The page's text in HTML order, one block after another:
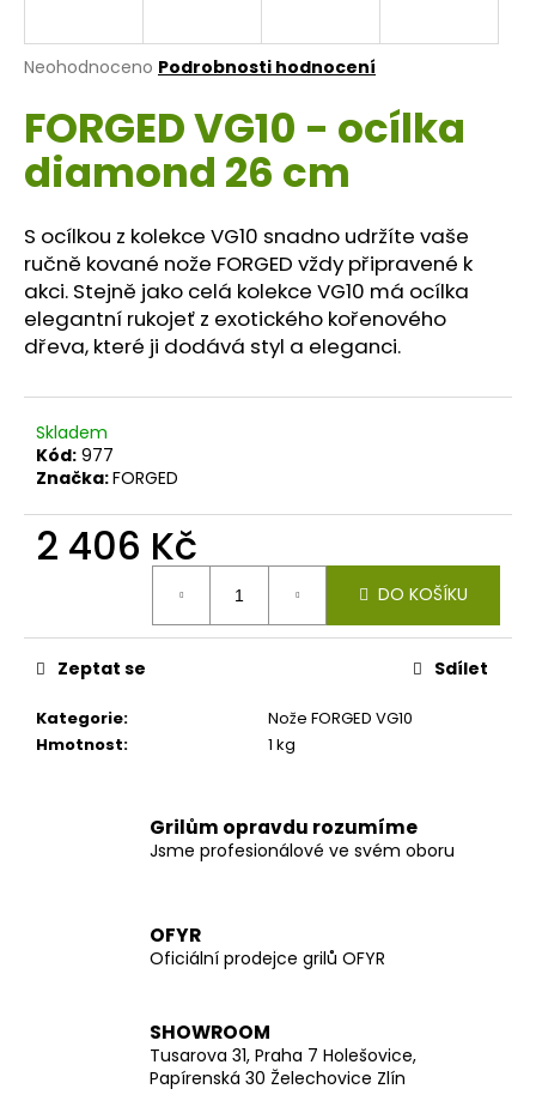
Průměrné
produktu
je
0,0
z
hvězdiček.
Neohodnoceno Podrobnosti hodnocení
FORGED VG10 - ocílka
diamond 26 cm
S ocílkou z kolekce VG10 snadno udržíte vaše
ručně kované nože FORGED vždy připravené k
akci. Stejně jako celá kolekce VG10 má ocílka
elegantní rukojeť z exotického kořenového
dřeva, které ji dodává styl a eleganci.
Skladem
Kód: 977
Značka:FORGED
2 406 Kč
DO KOŠÍKU
Kategorie:
Nože FORGED VG10
Hmotnost: 1 kg
Zeptat se Sdílet
Grilům opravdu rozumíme
Jsme profesionálové ve svém oboru
OFYR
Oficiální prodejce grilů OFYR
SHOWROOM
Tusarova 31, Praha 7 Holešovice,
Papírenská 30 Želechovice Zlín
j
t
?
HLEDAT
o
p
o
u
u
m
e